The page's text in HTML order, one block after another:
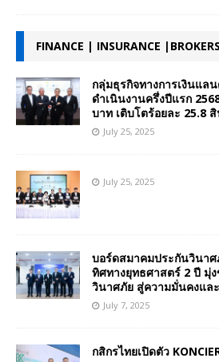
FINANCE | INSURANCE
กลุ่มธุรกิจทางการเงินแล
ดำเนินงานครึ่งปีแรก
บาท เติบโตร้อยละ 25.8
July 25, 2025
July 25, 2025
บอร์ดสมาคมประกันวินา
ทิศทางยุทธศาสตร์ 2 ปี มุ่
วินาศภัย สู่ความมั่นคงแล
July 7, 2025
กสิกรไทยเปิดตัว